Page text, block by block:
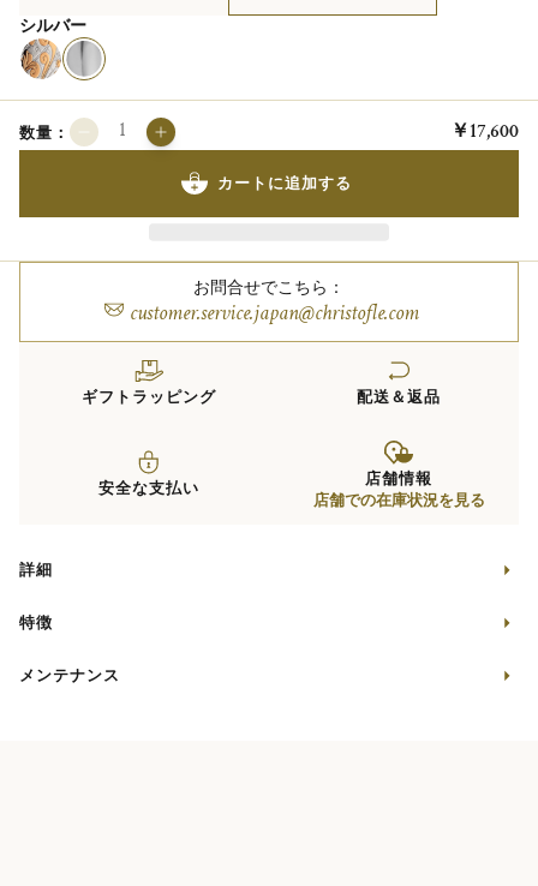
シルバー
数量： ￥17,600
カートに追加する
お問合せでこちら：
customer.service.japan@christofle.com
ギフトラッピング 配送＆返品
安全な支払い 店舗情報
店舗での在庫状況を見る
詳細
特徴
メンテナンス